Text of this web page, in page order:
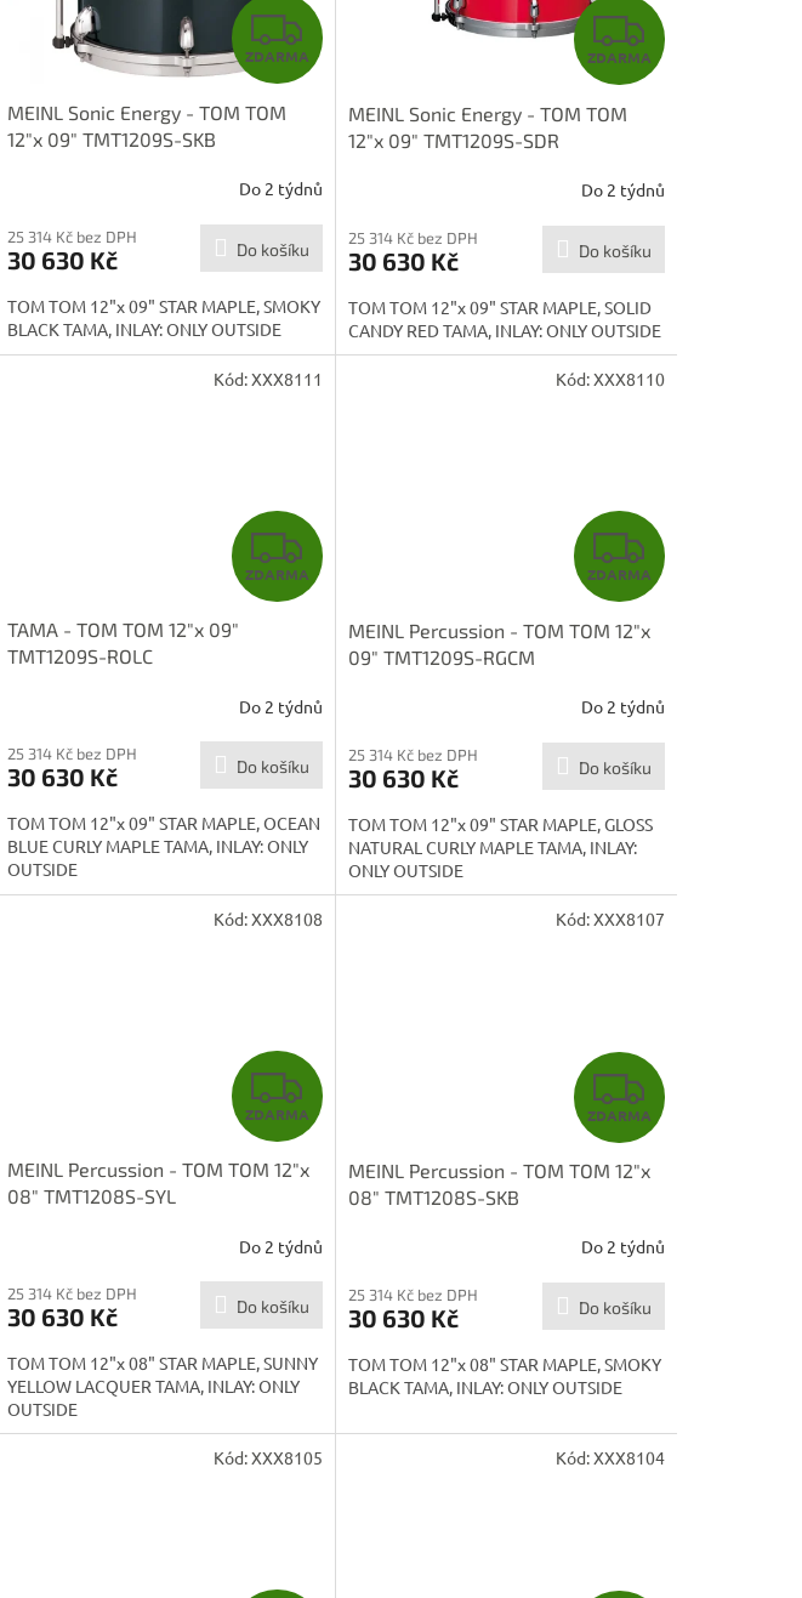
Z
D
R
M
A
ZDARMA
MEINL Sonic Energy - TOM TOM
12"x 09" TMT1209S-SKB
Do 2 týdnů
25 314 Kč bez DPH
30 630 Kč Do košíku
TOM TOM 12"x 09" STAR MAPLE, SMOKY
BLACK TAMA, INLAY: ONLY OUTSIDE
Z
D
R
M
A
ZDARMA
MEINL Sonic Energy - TOM TOM
12"x 09" TMT1209S-SDR
Do 2 týdnů
25 314 Kč bez DPH
30 630 Kč Do košíku
TOM TOM 12"x 09" STAR MAPLE, SOLID
CANDY RED TAMA, INLAY: ONLY OUTSIDE
Z
D
R
M
A
ZDARMA
TAMA - TOM TOM 12"x 09"
TMT1209S-ROLC
Do 2 týdnů
25 314 Kč bez DPH
30 630 Kč Do košíku
TOM TOM 12"x 09" STAR MAPLE, OCEAN
BLUE CURLY MAPLE TAMA, INLAY: ONLY
OUTSIDE
Kód:XXX8111
Z
D
A
R
M
A
ZDARMA
MEINL Percussion - TOM TOM 12"x
09" TMT1209S-RGCM
Do 2 týdnů
25 314 Kč bez DPH
30 630 Kč Do košíku
TOM TOM 12"x 09" STAR MAPLE, GLOSS
NATURAL CURLY MAPLE TAMA, INLAY:
ONLY OUTSIDE
Kód:XXX8110
Z
D
A
R
M
A
ZDARMA
MEINL Percussion - TOM TOM 12"x
08" TMT1208S-SYL
Do 2 týdnů
25 314 Kč bez DPH
30 630 Kč Do košíku
TOM TOM 12"x 08" STAR MAPLE, SUNNY
YELLOW LACQUER TAMA, INLAY: ONLY
OUTSIDE
Kód:XXX8108
Z
D
A
R
M
A
ZDARMA
MEINL Percussion - TOM TOM 12"x
08" TMT1208S-SKB
Do 2 týdnů
25 314 Kč bez DPH
30 630 Kč Do košíku
TOM TOM 12"x 08" STAR MAPLE, SMOKY
BLACK TAMA, INLAY: ONLY OUTSIDE
Kód:XXX8107
Kód:XXX8105 Kód:XXX8104